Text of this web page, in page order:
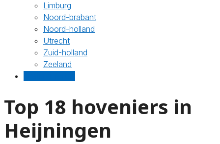
Limburg
Noord-brabant
Noord-holland
Utrecht
Zuid-holland
Zeeland
Top 18 hoveniers in
Heijningen